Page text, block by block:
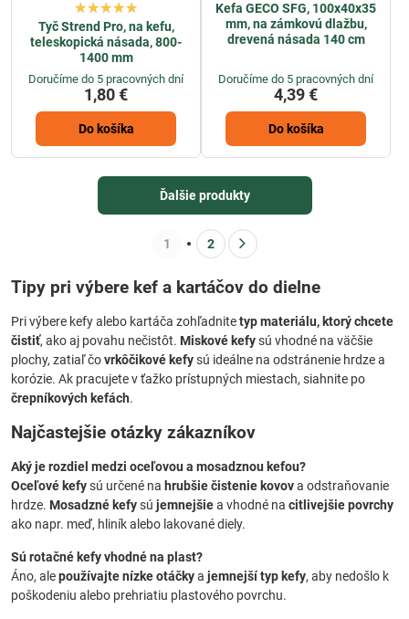
Tyč Strend Pro, na kefu,
teleskopická násada, 800-
1400 mm
Doručíme do 5 pracovných dní
1,80 €
Do košíka
Kefa GECO SFG, 100x40x35
mm, na zámkovú dlažbu,
drevená násada 140 cm
Doručíme do 5 pracovných dní
4,39 €
Do košíka
Ďalšie produkty
1 2
Tipy pri výbere kef a kartáčov do dielne
Pri výbere kefy alebo kartáča zohľadnitetyp materiálu, ktorý chcete
čistiť, ako aj povahu nečistôt. Miskové kefysú vhodné na väčšie
plochy, zatiaľ čovrkôčikové kefysú ideálne na odstránenie hrdze a
korózie. Ak pracujete v ťažko prístupných miestach, siahnite po
črepníkových kefách.
Najčastejšie otázky zákazníkov
Aký je rozdiel medzi oceľovou a mosadznou kefou?
Oceľové kefysú určené na hrubšie čistenie kovova odstraňovanie
hrdze. Mosadzné kefysú jemnejšiea vhodné na citlivejšie povrchy
ako napr. meď, hliník alebo lakované diely.
Sú rotačné kefy vhodné na plast?
Áno, alepoužívajte nízke otáčkya jemnejší typ kefy, aby nedošlo k
poškodeniu alebo prehriatiu plastového povrchu.